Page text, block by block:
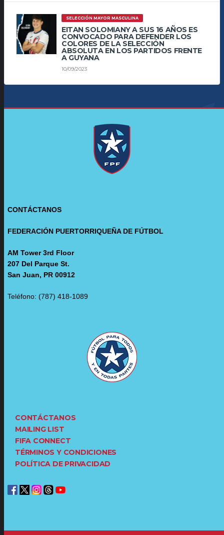
SELECCIÓN MAYOR MASCULINA
EITAN SOLOMIANY A SUS 16 AÑOS ES
CONVOCADO PARA DEFENDER LOS
COLORES DE LA SELECCIÓN
ABSOLUTA EN LOS PARTIDOS FRENTE
A GUYANA
10/09/2023
CONTÁCTANOS
FEDERACIÓN PUERTORRIQUEÑA DE FÚTBOL
AM Tower 3rd Floor
207 Del Parque St.
San Juan, PR 00912
Teléfono: (787) 418-1089
CONTÁCTANOS
MAILING LIST
FIFA CONNECT
TÉRMINOS Y CONDICIONES
POLÍTICA DE PRIVACIDAD